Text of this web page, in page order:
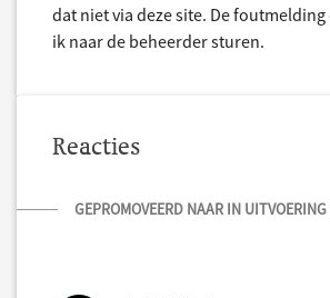
dat niet via deze site. De foutmelding
ik naar de beheerder sturen.
Reacties
GEPROMOVEERD NAAR IN